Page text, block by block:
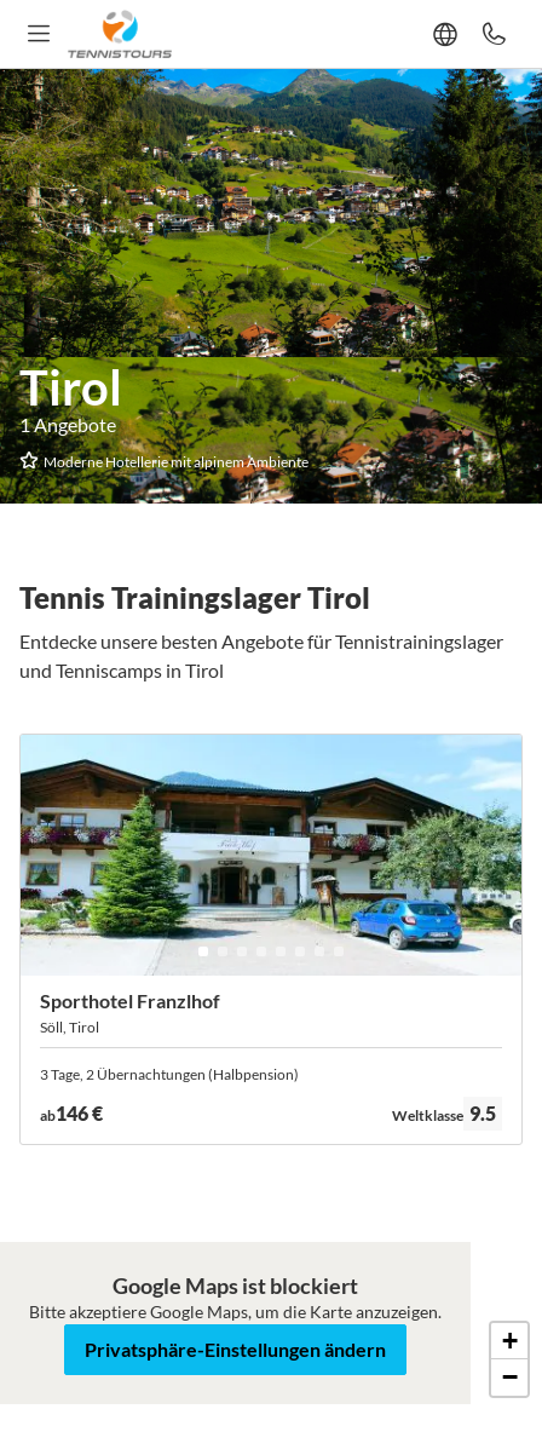
Tirol
1 Angebote
Moderne Hotellerie mit alpinem Ambiente
Tennis Trainingslager Tirol
Entdecke unsere besten Angebote für Tennistrainingslager
und Tenniscamps in Tirol
Sporthotel Franzlhof
Söll, Tirol
3 Tage, 2 Übernachtungen (Halbpension)
ab146 € Bewertung:
Weltklasse 9.5
Karte Satellit
+
−
Google Maps ist blockiert
Bitte akzeptiere Google Maps, um die Karte anzuzeigen.
Privatsphäre-Einstellungen ändern